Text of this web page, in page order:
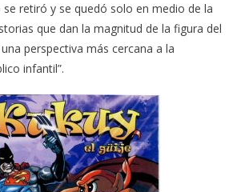
retiró y se quedó solo en medio de la
que dan la magnitud de la figura del
perspectiva más cercana a la
infantil”.